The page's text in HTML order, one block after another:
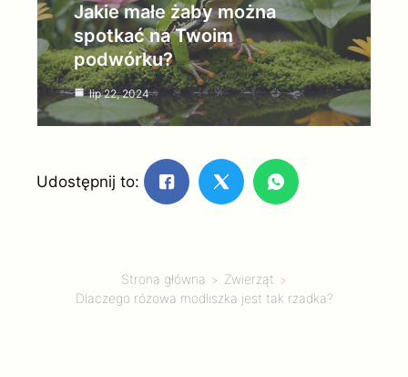
Jakie małe żaby można
spotkać na Twoim
podwórku?
lip 22, 2024
Udostępnij to:
Strona główna
Zwierząt
Dlaczego różowa modliszka jest tak rzadka?